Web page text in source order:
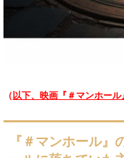
（ 以下、映画『＃マンホール
『＃マンホール